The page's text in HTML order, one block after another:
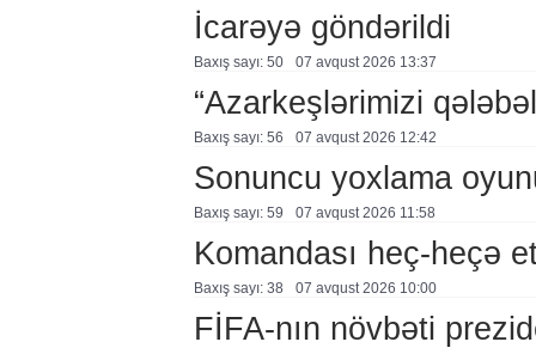
İcarəyə göndərildi
Baxış sayı: 50 07 avqust 2026 13:37
“Azarkeşlərimizi
Baxış sayı: 56 07 avqust 2026 12:42
Sonuncu yoxlama
Baxış sayı: 59 07 avqust 2026 11:58
Komandası heç-heçə
Baxış sayı: 38 07 avqust 2026 10:00
FİFA-nın növbəti